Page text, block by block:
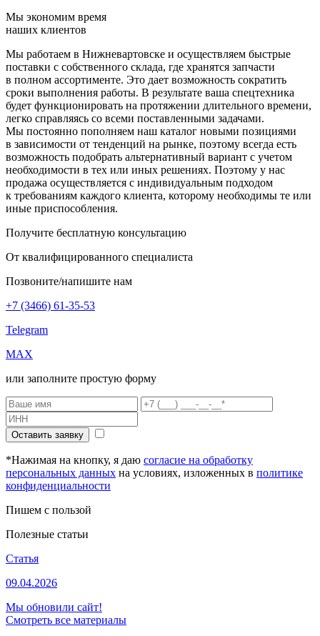
Мы экономим время
наших клиентов
Мы работаем в Нижневартовске и осуществляем быстрые
поставки с собственного склада, где хранятся запчасти
в полном ассортименте. Это дает возможность сократить
сроки выполнения работы. В результате ваша спецтехника
будет функционировать на протяжении длительного времени,
легко справляясь со всеми поставленными задачами.
Мы постоянно пополняем наш каталог новыми позициями
в зависимости от тенденций на рынке, поэтому всегда есть
возможность подобрать альтернативный вариант с учетом
необходимости в тех или иных решениях. Поэтому у нас
продажа осуществляется с индивидуальным подходом
к требованиям каждого клиента, которому необходимы те или
иные приспособления.
Получите бесплатную консультацию
От квалифицированного специалиста
Позвоните/напишите нам
+7 (3466) 61-35-53
Telegram
MAX
или заполните простую форму
Оставить заявку
*Нажимая на кнопку, я даю согласие на обработку
персональных данных на условиях, изложенных в политике
конфиденциальности
Пишем с пользой
Полезные статьи
Статья
09.04.2026
Мы обновили сайт!
Смотреть все материалы